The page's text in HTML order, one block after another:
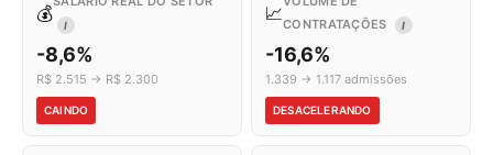
💰
I
-8,6%
R$ 2.515 → R$ 2.300
CAINDO
📈CONTRATAÇÕES
I
-16,6%
1.339 → 1.117 admissões
DESACELERANDO